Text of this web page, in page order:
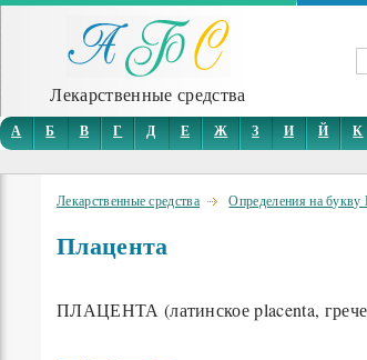
Лекарственные средства
А Б В Г Д Е Ж З И Й К
Лекарственные средства Определения на букву
Плацента
ПЛАЦЕНТА (латинское placenta,